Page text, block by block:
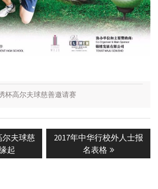
杯高尔夫球慈善邀请赛
尔夫球慈
起
Next
2017年中华行校外人士报
名表格